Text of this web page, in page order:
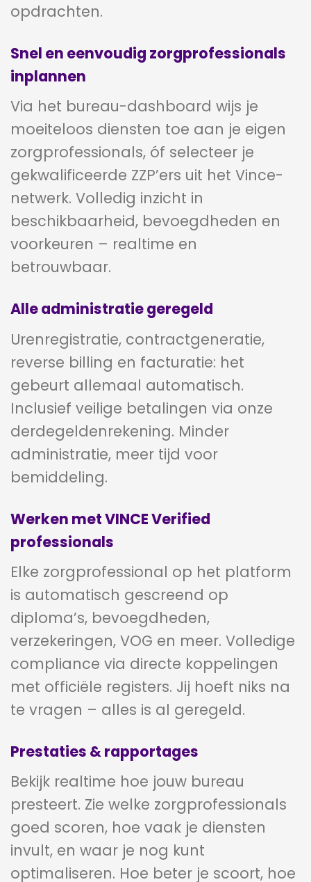
opdrachten.
Snel en eenvoudig zorgprofessionals
inplannen
Via het bureau-dashboard wijs je
moeiteloos diensten toe aan je eigen
zorgprofessionals, óf selecteer je
gekwalificeerde ZZP’ers uit het Vince-
netwerk. Volledig inzicht in
beschikbaarheid, bevoegdheden en
voorkeuren – realtime en
betrouwbaar.
Alle administratie geregeld
Urenregistratie, contractgeneratie,
reverse billing en facturatie: het
gebeurt allemaal automatisch.
Inclusief veilige betalingen via onze
derdegeldenrekening. Minder
administratie, meer tijd voor
bemiddeling.
Werken met VINCE Verified
professionals
Elke zorgprofessional op het platform
is automatisch gescreend op
diploma’s, bevoegdheden,
verzekeringen, VOG en meer. Volledige
compliance via directe koppelingen
met officiële registers. Jij hoeft niks na
te vragen – alles is al geregeld.
Prestaties & rapportages
Bekijk realtime hoe jouw bureau
presteert. Zie welke zorgprofessionals
goed scoren, hoe vaak je diensten
invult, en waar je nog kunt
optimaliseren. Hoe beter je scoort, hoe